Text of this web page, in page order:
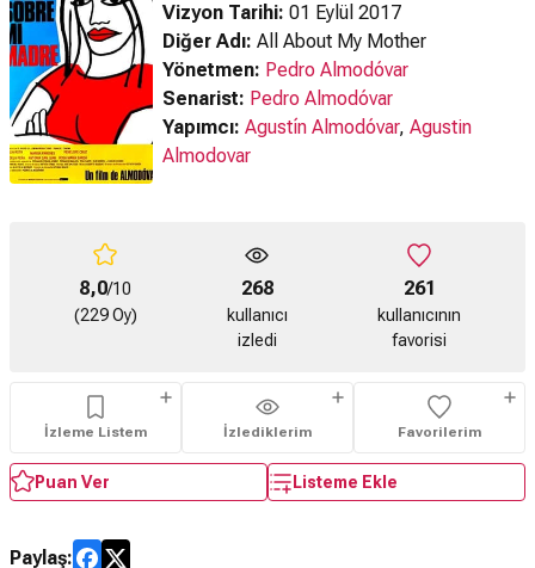
Vizyon Tarihi: 01 Eylül 2017
Diğer Adı: All About My Mother
Yönetmen: Pedro Almodóvar
Senarist: Pedro Almodóvar
Yapımcı: Agustín Almodóvar, Agustin
Almodovar
8,0/10
(229 Oy)
268
kullanıcı
izledi
261
kullanıcının
favorisi
İzleme Listem İzlediklerim Favorilerim
Puan Ver Listeme Ekle
Paylaş: